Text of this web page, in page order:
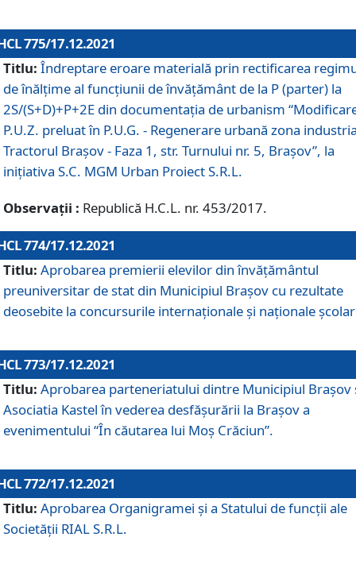
775/17.12.2021
Titlu: Îndreptare eroare materială prin rectificarea
de înălţime al funcţiunii de învăţământ de la P (parter) la
2S/(S+D)+P+2E din documentaţia de urbanism
P.U.Z. preluat în P.U.G. - Regenerare urbană zona
Tractorul Braşov - Faza 1, str. Turnului nr. 5, Braşov”, la
iniţiativa S.C. MGM Urban Proiect S.R.L.
Observații : Republică H.C.L. nr. 453/2017.
774/17.12.2021
Titlu: Aprobarea premierii elevilor din învățământul
preuniversitar de stat din Municipiul Brașov cu rezultate
deosebite la concursurile internaționale și naționale
773/17.12.2021
Titlu: Aprobarea parteneriatului dintre Municipiul Brașov
Asociatia Kastel în vederea desfăşurării la Brașov a
evenimentului “În căutarea lui Moș Crăciun”.
772/17.12.2021
Titlu: Aprobarea Organigramei şi a Statului de funcţii ale
Societăţii RIAL S.R.L.